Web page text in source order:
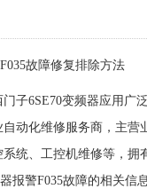
故障修复排除方法
子6SE70变频器应用广
动化维修服务商，主
统、工控机维修等，
报警F035故障的相关信息